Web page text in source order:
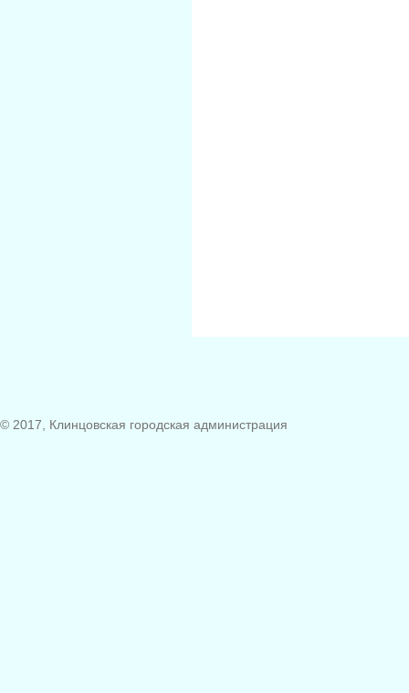
© 2017, Клинцовская городская администрация